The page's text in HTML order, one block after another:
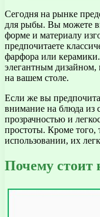
Сегодня на рынке
для рыбы. Вы можете
форме и материалу
предпочитаете
фарфора или
элегантным дизайном,
на вашем столе.
Если же вы
внимание на блюда из
прозрачностью и
простоты. Кроме
использовании, их
Почему стоит